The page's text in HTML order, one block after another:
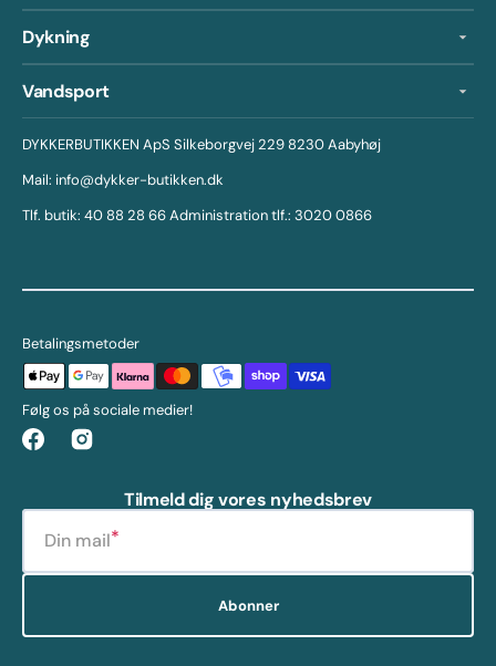
Dykning
Vandsport
DYKKERBUTIKKEN ApS Silkeborgvej 229 8230 Aabyhøj
Mail: info@dykker-butikken.dk
Tlf. butik: 40 88 28 66 Administration tlf.: 3020 0866
Betalingsmetoder
Følg os på sociale medier!
FacebookInstagram
Tilmeld dig vores nyhedsbrev
Din mail
Abonner